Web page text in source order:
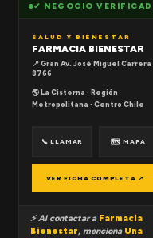
✔ NEGOCIO
SALUD Y BIENESTAR
FARMACIA BIENESTAR
📍 Gran Av. José Miguel Carrera
8766
🌎 La Cisterna · Región
Metropolitana · Centro Chile
📞 LLAMAR 🗺 MAPA
VER FICHA COMPLETA ↗
⚡ Al contactar a Farmacia
Bienestar, menciona Una